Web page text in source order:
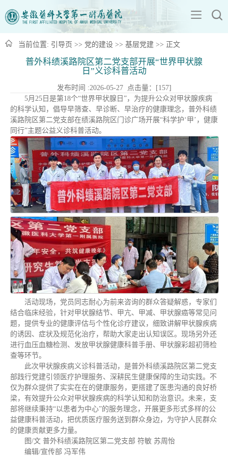
当前位置: 引导页 >> 党的建设 >> 基层党建 >> 正文
普外科绩溪路院区第二党支部开展“世界甲状腺
日”义诊科普活动
发布时间 :2026-05-27 点击量：[157]
5月25日是第18个“世界甲状腺日”，为提升公众对甲状腺疾病
的科学认知，倡导早筛查、早诊断、早治疗的健康理念，普外科绩
溪路院区第二党支部在绩溪路院区门诊广场开展“科学护‘甲’，健康
同行”主题公益义诊科普活动。
活动现场，党员同志耐心为前来咨询的群众答疑解惑，专家们
结合临床经验，针对甲状腺结节、甲亢、甲减、甲状腺癌等常见问
题，提供专业的健康评估与个性化诊疗建议，细致讲解甲状腺疾病
的诱因、症状及规范化治疗，帮助大家走出认知误区。现场另外还
进行血压血糖检测、发放甲状腺健康科普手册、甲状腺彩超初筛检
查等环节。
此次甲状腺疾病义诊科普活动，是普外科绩溪路院区第二党支
部践行党建引领医疗护理服务、深耕民生健康保障的生动实践。不
仅为群众提供了实实在在的健康服务，更搭建了医患沟通的良好桥
梁，有效提升公众对甲状腺疾病的科学认知和防治意识。未来，支
部将继续秉持“以患者为中心”的服务理念，开展更多形式多样的公
益健康科普活动，把优质医疗服务送到群众身边，为守护人民群众
的健康贡献更多力量。
图/文 普外科绩溪路院区第二党支部 符敏 苏周怡
编辑/宣传部 冯军伟